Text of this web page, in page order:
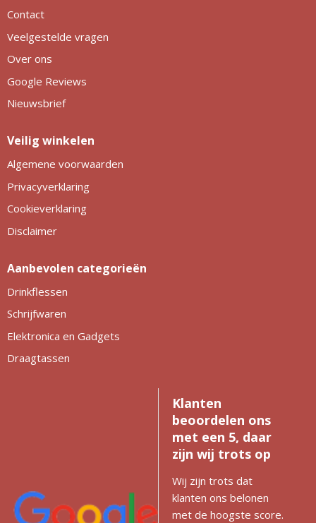
Contact
Veelgestelde vragen
Over ons
Google Reviews
Nieuwsbrief
Veilig winkelen
Algemene voorwaarden
Privacyverklaring
Cookieverklaring
Disclaimer
Aanbevolen categorieën
Drinkflessen
Schrijfwaren
Elektronica en Gadgets
Draagtassen
Klanten
beoordelen ons
met een 5, daar
zijn wij trots op
Wij zijn trots dat
klanten ons belonen
met de hoogste score.